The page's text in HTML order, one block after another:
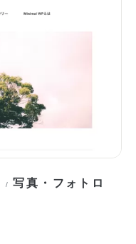
/写真・フォトロ